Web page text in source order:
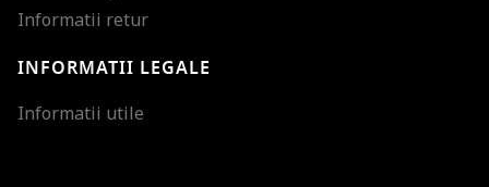
Informatii retur
INFORMATII LEGALE
Informatii utile